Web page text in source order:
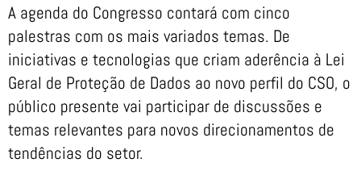
A agenda do Congresso contará com cinco
palestras com os mais variados temas. De
iniciativas e tecnologias que criam aderência à Lei
Geral de Proteção de Dados ao novo perfil do CSO, o
público presente vai participar de discussões e
temas relevantes para novos direcionamentos de
tendências do setor.